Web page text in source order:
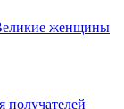
женщины
получателей